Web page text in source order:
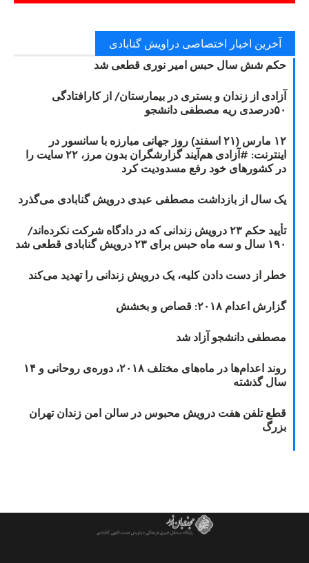
آخرین اخبار اختصاصی دراویش گنابادی
حکم شش سال حبس امیر نوری قطعی شد
آزادی از زندان و بستری در بیمارستان/ از کارافتادگی
۵۰درصدی ریه مصطفی دانشجو
۱۲ مارس (۲۱ اسفند) روز جهانی مبارزه با سانسور در
اینترنت: #آزادی هم‌آیند گزارشگران‌ بدون مرز، ۲۲ سایت را
در کشورهای خود رفع مسدودیت کرد
یک سال از بازداشت مصطفی عبدی درویش گنابادی می‌گذرد
تأیید حکم ۲۳ درویش زندانی که در دادگاه شرکت نکرده‌اند/
۱۹۰ سال و سه ماه حبس برای ۲۳ درویش گنابادی قطعی شد
خطر از دست دادن کلیه، یک درویش زندانی را تهدید می‌کند
گزارش اعدام ۲۰۱۸: قصاص و بخشش
مصطفی دانشجو آزاد شد
روند اعدام‌ها در ماه‌های مختلف ۲۰۱۸، دوره‌ی روحانی و ۱۴
سال گذشته
قطع تلفن هفت درویش محبوس در سالن امن زندان تهران
بزرگ